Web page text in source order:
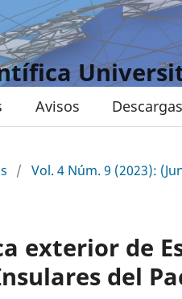
Avisos Descargas
/ Vol. 4 Núm. 9 (2023):
exterior de
del